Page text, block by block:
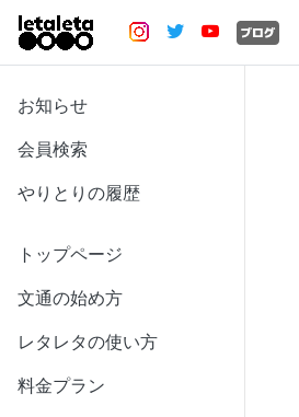
お知らせ
会員検索
やりとりの履歴
トップページ
文通の始め方
レタレタの使い方
料金プラン